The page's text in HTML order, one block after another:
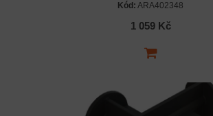
Kód: ARA402348
1 059 Kč